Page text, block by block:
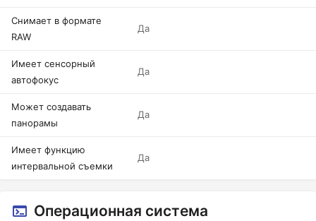
Снимает в формате
RAW
Да
Имеет сенсорный
автофокус
Да
Может создавать
панорамы
Да
Имеет функцию
интервальной съемки
Да
Операционная система